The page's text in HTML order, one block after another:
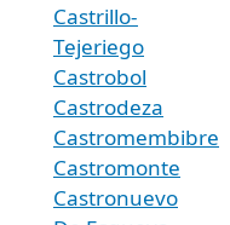
Castrillo-
Tejeriego
Castrobol
Castrodeza
Castromembibre
Castromonte
Castronuevo